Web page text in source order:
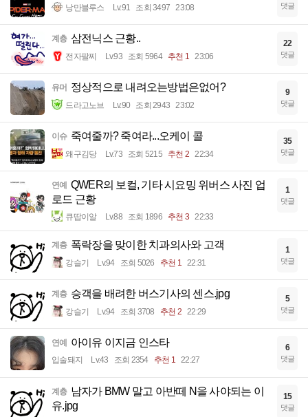
낭만블루스 Lv.91 조회 3497 23:08 댓글
계층 삼전닉스 근황..
전자팔찌 Lv.93 조회 5964 추천 1 23:06
22
댓글
유머 정상적으로 내려오는방법은없어?
드라고노브 Lv.90 조회 2943 23:02
9
댓글
이슈 죽여줄까? 죽여라...오케이 콜
왜구김당 Lv.73 조회 5215 추천 2 22:34
35
댓글
연예 QWER의 보컬, 기타 시요밍 위버스 사진 업
로드 근황
큐땁이알 Lv.88 조회 1896 추천 3 22:33
1
댓글
계층 폭락장을 맞이한 치과의사와 고객
강슬기 Lv.94 조회 5026 추천 1 22:31
1
댓글
계층 승객을 배려한 버스기사의 센스.jpg
강슬기 Lv.94 조회 3708 추천 2 22:29
5
댓글
연예 아이유 이지금 인스타
입술돼지 Lv.43 조회 2354 추천 1 22:27
6
댓글
계층 남자가 BMW 말고 아반떼 N을 사야되는 이
유.jpg
15
댓글